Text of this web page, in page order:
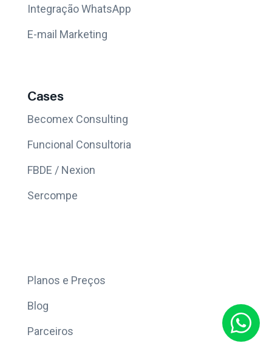
Integração WhatsApp
E-mail Marketing
Cases
Becomex Consulting
Funcional Consultoria
FBDE / Nexion
Sercompe
Planos e Preços
Blog
Parceiros